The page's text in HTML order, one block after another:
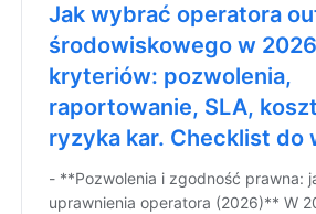
Jak wybrać operatora
środowiskowego w
kryteriów: pozwolenia,
raportowanie, SLA,
ryzyka kar. Checklist do
- **Pozwolenia i zgodność prawna:
uprawnienia operatora (2026)** W